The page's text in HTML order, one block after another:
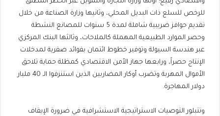
للرخص للسلع ذات البديل المحلي، وثانيها وزارة الصناعة من خلال
تقديم حوافز ضريبية شاملة لمدة 5 سنوات للمصانع النشطة
وحصر الموارد الطبيعية المهملة كالملاحات، وثالثها البنك المركزي
عبر هندسة السيولة وتوفير خطوط ائتمان بفوائد صفرية لمدخلات
الإنتاج حصراً، ورابعها جهاز الأمن الاقتصادي كمظلة حماية تلاحق
الأموال المهربة وتضرب أوكار المضاربين الذين استنزفوا الـ 40 مليار
دولار المهاجرة.
​وتتبلور التوصيات الاستراتيجية الاستشرافية في ضرورة الإيقاف